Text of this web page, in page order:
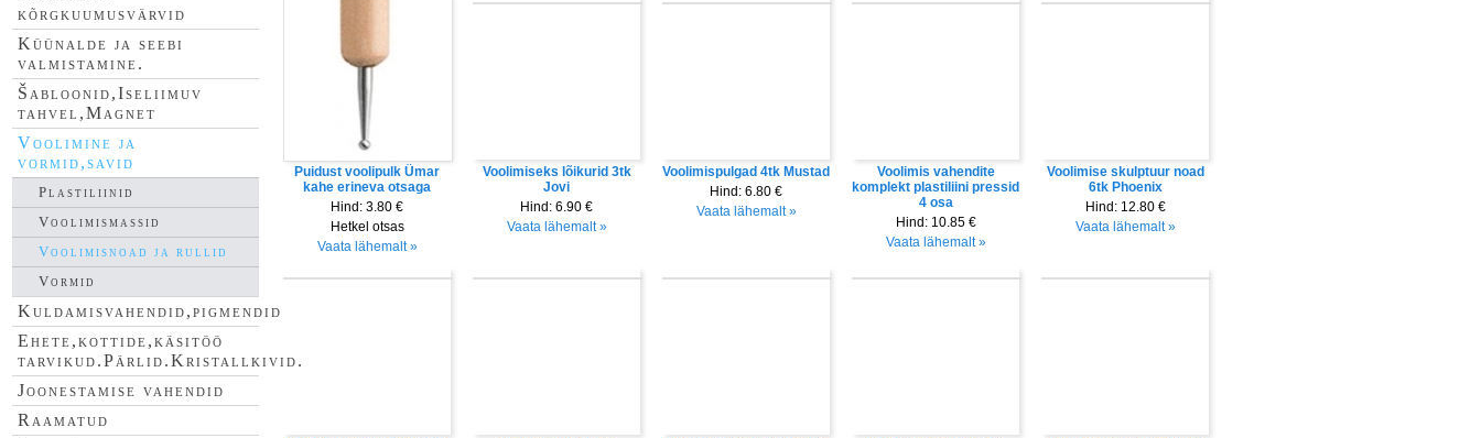
kõrgkuumusvärvid
Küünalde ja seebi
valmistamine.
Šabloonid,Iseliimuv
tahvel,Magnet
Voolimine ja
vormid,savid
Plastiliinid
Voolimismassid
Voolimisnoad ja rullid
Vormid
Kuldamisvahendid,pigmendid
Ehete,kottide,käsitöö
tarvikud.Pärlid.Kristallkivid.
Joonestamise vahendid
Raamatud
Puidust voolipulk Ümar
kahe erineva otsaga
Hind: 3.80 €
Hetkel otsas
Vaata lähemalt »
Voolimiseks lõikurid 3tk
Jovi
Hind: 6.90 €
Vaata lähemalt »
Voolimispulgad 4tk Mustad
Hind: 6.80 €
Vaata lähemalt »
Voolimis vahendite
komplekt plastiliini pressid
4 osa
Hind:10.85 €
Vaata lähemalt »
Voolimise skulptuur noad
6tk Phoenix
Hind:12.80 €
Vaata lähemalt »